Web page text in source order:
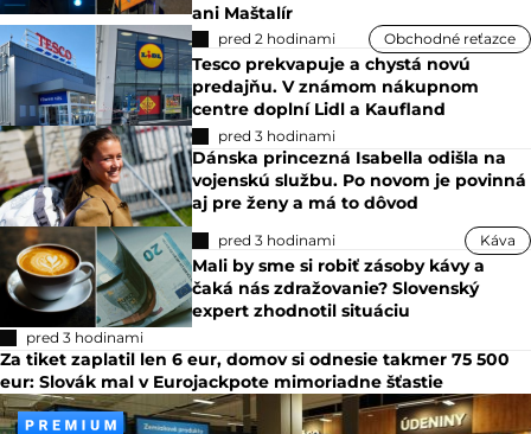
ani Maštalír
pred 2 hodinami Obchodné reťazce
Tesco prekvapuje a chystá novú
predajňu. V známom nákupnom
centre doplní Lidl a Kaufland
pred 3 hodinami
Dánska princezná Isabella odišla na
vojenskú službu. Po novom je povinná
aj pre ženy a má to dôvod
pred 3 hodinami Káva
Mali by sme si robiť zásoby kávy a
čaká nás zdražovanie? Slovenský
expert zhodnotil situáciu
pred 3 hodinami
Za tiket zaplatil len 6 eur, domov si odnesie takmer 75 500
eur: Slovák mal v Eurojackpote mimoriadne šťastie